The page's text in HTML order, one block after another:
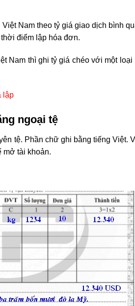
Nam theo tỷ giá giao dịch bình
điểm lập hóa đơn.
Nam thì ghi tỷ giá chéo với một
lập
ngoại tệ
tệ. Phần chữ ghi bằng tiếng Việt.
mở tài khoản.